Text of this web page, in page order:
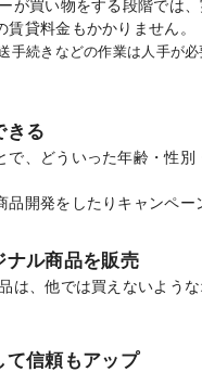
が買い物をする段階では
貸料金もかかりません。
手続きなどの作業は人手が
きる
で、どういった年齢・性
品開発をしたりキャンペー
ナル商品を販売
は、他では買えないよう
て信頼もアップ